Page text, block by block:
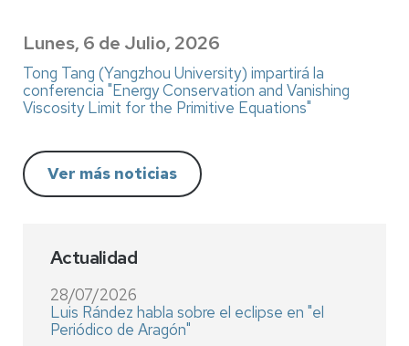
Lunes, 6 de Julio, 2026
Tong Tang (Yangzhou University) impartirá la
conferencia "Energy Conservation and Vanishing
Viscosity Limit for the Primitive Equations"
Ver más noticias
Actualidad
28/07/2026
Luis Rández habla sobre el eclipse en "el
Periódico de Aragón"